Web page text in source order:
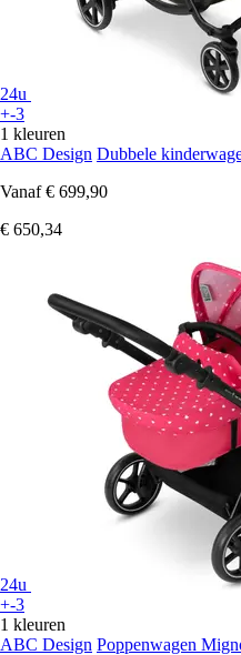
24u
+-3
1 kleuren
ABC Design Dubbele
Vanaf € 699,90
€ 650,34
24u
+-3
1 kleuren
ABC Design Poppenwagen